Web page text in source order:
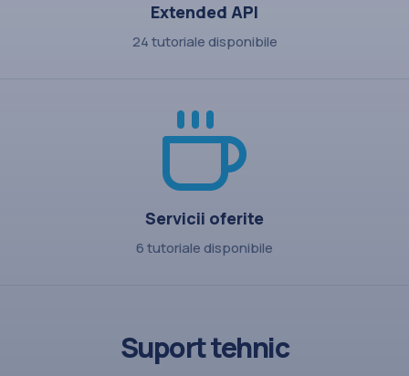
Extended API
24 tutoriale disponibile
Servicii oferite
6 tutoriale disponibile
Suport tehnic